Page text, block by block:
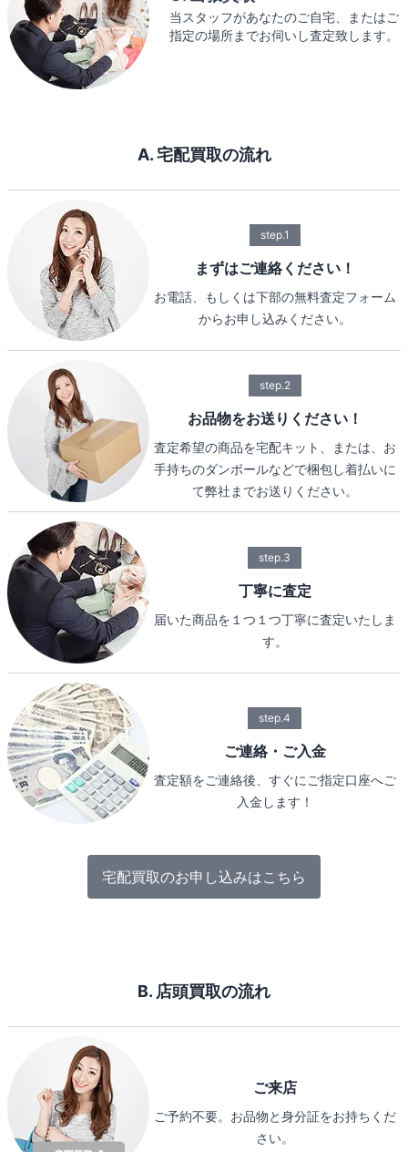
当スタッフがあなたのご自宅、またはご
指定の場所までお伺いし査定致します。
A. 宅配買取の流れ
step.1
まずはご連絡ください！
お電話、もしくは下部の無料査定フォーム
からお申し込みください。
step.2
お品物をお送りください！
査定希望の商品を宅配キット、または、お
手持ちのダンボールなどで梱包し着払いに
て弊社までお送りください。
step.3
丁寧に査定
届いた商品を１つ１つ丁寧に査定いたしま
す。
step.4
ご連絡・ご入金
査定額をご連絡後、すぐにご指定口座へご
入金します！
宅配買取のお申し込みはこちら
B. 店頭買取の流れ
ご来店
ご予約不要。お品物と身分証をお持ちくだ
さい。